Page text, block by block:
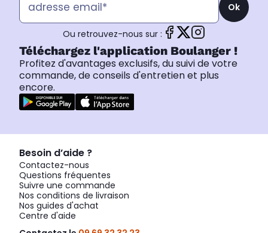
Ok
Ou retrouvez-nous sur :
Téléchargez l'application Boulanger !
Profitez d'avantages exclusifs, du suivi de votre
commande, de conseils d'entretien et plus
encore.
Besoin d’aide ?
Contactez-nous
Questions fréquentes
Suivre une commande
Nos conditions de livraison
Nos guides d'achat
Centre d'aide